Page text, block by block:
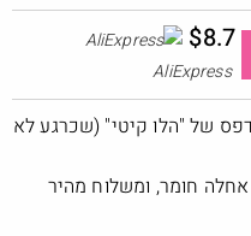
@ArieM
9 · 10· 481
חם בכוורת
$8.7
AliExpress
של "הלו קיטי" (שכרגע לא
חומר, ומשלוח מהיר